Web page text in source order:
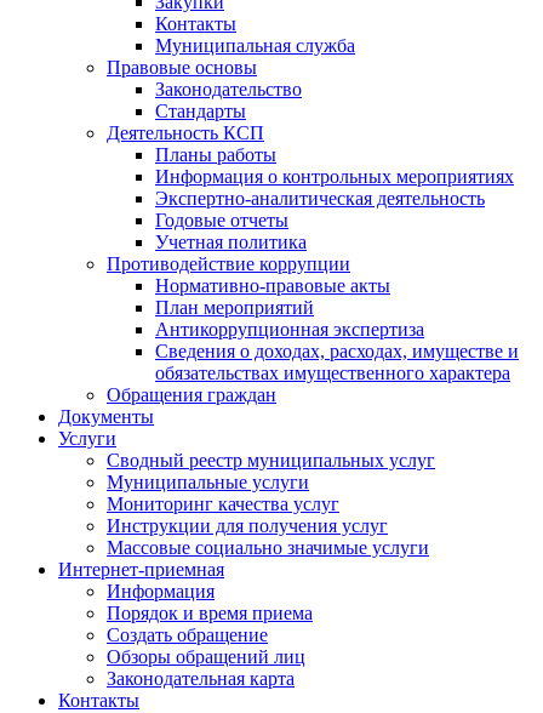
Контакты
Муниципальная служба
Правовые основы
Законодательство
Стандарты
Деятельность КСП
Планы работы
Информация о контрольных мероприятиях
Экспертно-аналитическая деятельность
Годовые отчеты
Учетная политика
Противодействие коррупции
Нормативно-правовые акты
План мероприятий
Антикоррупционная экспертиза
Сведения о доходах, расходах, имуществе и
обязательствах имущественного характера
Обращения граждан
Документы
Услуги
Сводный реестр муниципальных услуг
Муниципальные услуги
Мониторинг качества услуг
Инструкции для получения услуг
Массовые социально значимые услуги
Интернет-приемная
Информация
Порядок и время приема
Создать обращение
Обзоры обращений лиц
Законодательная карта
Контакты